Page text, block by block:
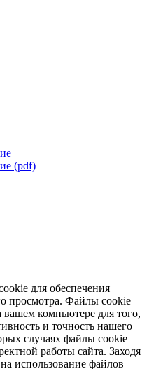
(pdf)
для обеспечения
просмотра. Файлы cookie
компьютере для того,
и точность нашего
случаях файлы cookie
работы сайта. Заходя
использование файлов